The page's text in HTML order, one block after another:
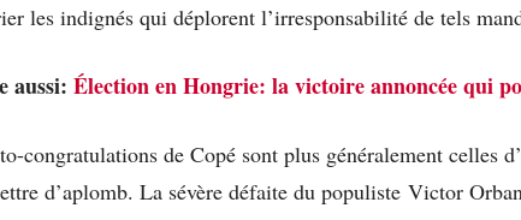
les indignés qui déplorent l’irresponsabilité de tels
aussi: Élection en Hongrie: la victoire annoncée qui
congratulations de Copé sont plus généralement celles
d’aplomb. La sévère défaite du populiste Victor